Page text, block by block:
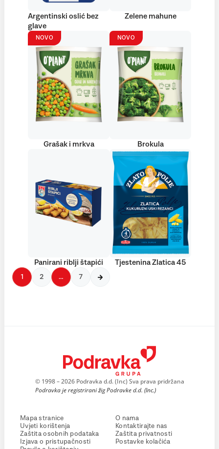
Argentinski oslić bez
glave
Zelene mahune
NOVO
Grašak i mrkva
NOVO
Brokula
Panirani riblji štapići Tjestenina Zlatica 45
1 2 … 7
© 1998 – 2026 Podravka d.d. (Inc) Sva prava pridržana
Podravka je registrirani žig Podravke d.d. (Inc.)
Mapa stranice
Uvjeti korištenja
Zaštita osobnih podataka
Izjava o pristupačnosti
O nama
Kontaktirajte nas
Zaštita privatnosti
Postavke kolačića